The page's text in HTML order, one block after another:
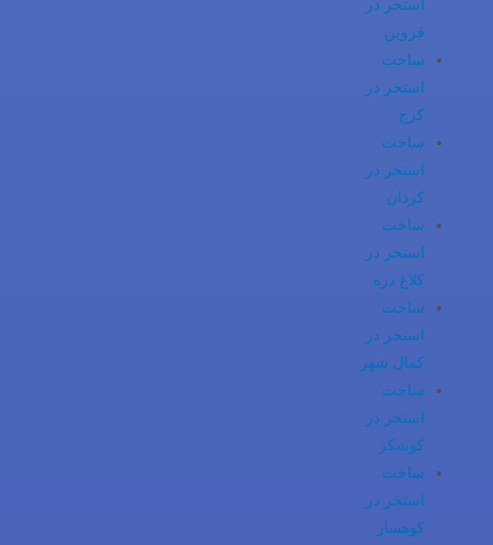
استخر در
قزوین
ساخت
استخر در
کرج
ساخت
استخر در
کردان
ساخت
استخر در
کلاغ دره
ساخت
استخر در
کمال شهر
ساخت
استخر در
کوشکز
ساخت
استخر در
کوهسار